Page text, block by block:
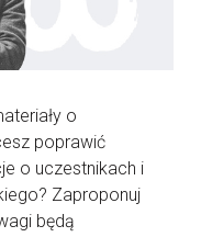
o
poprawić
o uczestnikach i
Zaproponuj
będą